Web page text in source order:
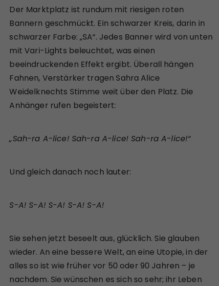
Der Marktplatz ist rundum mit riesigen roten
Bannern geschmückt. Ein schwarzer Kreis, darin in
schwarzer Farbe: „SA“. Jedes Banner wird von unten
mit Vari-Lights beleuchtet, was einen
beeindruckenden Effekt ergibt. Überall hängen
Fahnen, Verstärker tragen Sahra Alice
Weidelknechts Stimme weit über den Platz. Die
Anhänger rufen begeistert:
„Sah-ra A-lice! Sah-ra A-lice! Sah-ra A-lice!“
Und gleich danach noch lauter:
S-A! S-A! S-A! S-A! S-A!
Sie sehen jetzt beseelt aus, glücklich. Sie glauben
wieder. An eine bessere Welt, an eine Utopie, in der
alles so ist wie früher vor 50 oder 90 Jahren – je
nachdem. Sie wünschen es sich so sehr; ihr Leben